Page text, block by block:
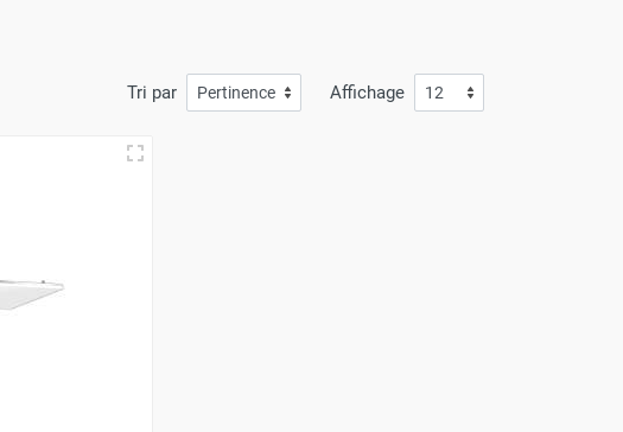
Tri par Affichage